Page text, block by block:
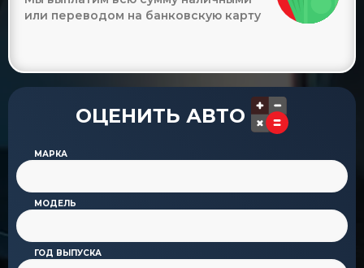
или переводом на банковскую карту
ОЦЕНИТЬ АВТО
МАРКА
МОДЕЛЬ
ГОД ВЫПУСКА